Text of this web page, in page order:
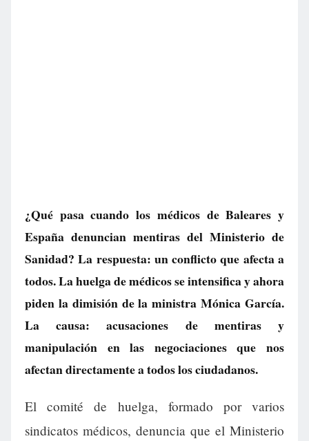
¿Qué pasa cuando los médicos de Baleares y
España denuncian mentiras del Ministerio de
Sanidad? La respuesta: un conflicto que afecta a
todos. La huelga de médicos se intensifica y ahora
piden la dimisión de la ministra Mónica García.
La causa: acusaciones de mentiras y
manipulación en las negociaciones que nos
afectan directamente a todos los ciudadanos.
El comité de huelga, formado por varios
sindicatos médicos, denuncia que el Ministerio